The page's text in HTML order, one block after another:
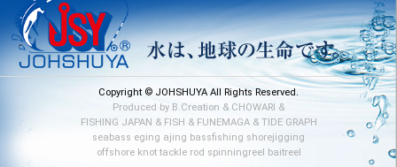
Copyright © JOHSHUYA All Rights Reserved.
Produced by B.Creation & CHOWARI &
FISHING JAPAN & FISH & FUNEMAGA& TIDE GRAPH
seabass eging ajing bassfishing shorejigging
offshore knot tackle rod spinningreel baitreel